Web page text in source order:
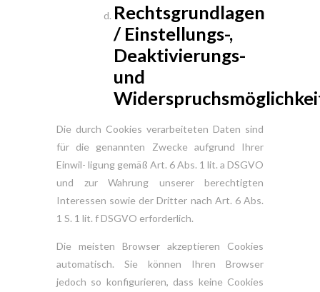
Rechtsgrundlagen
/ Einstellungs-,
Deaktivierungs-
und
Die durch Cookies verarbeiteten Daten sind
für die genannten Zwecke aufgrund Ihrer
Einwil- ligung gemäß Art. 6 Abs. 1 lit. a DSGVO
und zur Wahrung unserer berechtigten
Interessen sowie der Dritter nach Art. 6 Abs.
1 S. 1 lit. f DSGVO erforderlich.
Die meisten Browser akzeptieren Cookies
automatisch. Sie können Ihren Browser
jedoch so konfigurieren, dass keine Cookies